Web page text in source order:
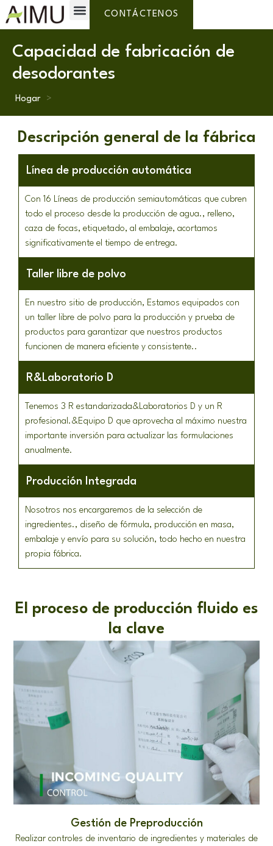
CONTÁCTENOS
Capacidad de fabricación de
desodorantes
Hogar >
Descripción general de la fábrica
Línea de producción automática
Con 16 Líneas de producción semiautomáticas que cubren
todo el proceso desde la producción de agua., relleno,
caza de focas, etiquetado, al embalaje, acortamos
significativamente el tiempo de entrega.
Taller libre de polvo
En nuestro sitio de producción, Estamos equipados con
un taller libre de polvo para la producción y prueba de
productos para garantizar que nuestros productos
funcionen de manera eficiente y consistente..
R&Laboratorio D
Tenemos 3 R estandarizada&Laboratorios D y un R
profesional.&Equipo D que aprovecha al máximo nuestra
importante inversión para actualizar las formulaciones
anualmente.
Producción Integrada
Nosotros nos encargaremos de la selección de
ingredientes., diseño de fórmula, producción en masa,
embalaje y envío para su solución, todo hecho en nuestra
propia fábrica.
El proceso de producción fluido es
la clave
Gestión de Preproducción
Realizar controles de inventario de ingredientes y materiales de